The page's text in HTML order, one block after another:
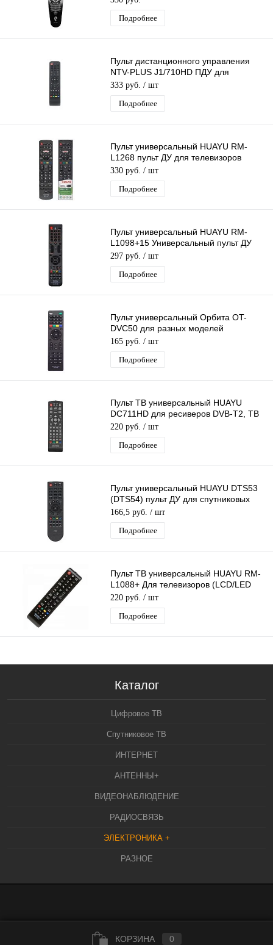
Подробнее
Пульт дистанционного управления
NTV-PLUS J1/710HD ПДУ для
ресиверов НТВ Плюс J1 и 710HD
333 руб. / шт
Подробнее
Пульт универсальный HUAYU RM-
L1268 пульт ДУ для телевизоров
Panasonic LCD/LED TV
330 руб. / шт
Подробнее
Пульт универсальный HUAYU RM-
L1098+15 Универсальный пульт ДУ
для разных моделей Телевизоров
297 руб. / шт
Подробнее
Пульт универсальный Орбита OT-
DVC50 для разных моделей
приставок МТС
165 руб. / шт
Подробнее
Пульт ТВ универсальный HUAYU
DC711HD для ресиверов DVB-T2, ТВ
приставок
220 руб. / шт
Подробнее
Пульт универсальный HUAYU DTS53
(DTS54) пульт ДУ для спутниковых
ресиверов
166,5 руб. / шт
Подробнее
Пульт ТВ универсальный HUAYU RM-
L1088+ Для телевизоров (LCD/LED
Samsung)
220 руб. / шт
Подробнее
Каталог
Цифровое ТВ
Спутниковое ТВ
ИНТЕРНЕТ
АНТЕННЫ+
ВИДЕОНАБЛЮДЕНИЕ
РАДИОСВЯЗЬ
ЭЛЕКТРОНИКА +
РАЗНОЕ
КОРЗИНА 0